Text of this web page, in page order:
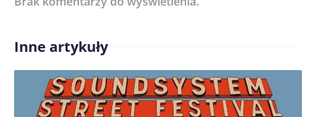
Treść komentarza*
Inne artykuły